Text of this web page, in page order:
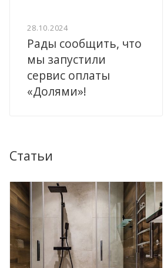
28.10.2024
Рады сообщить, что
мы запустили
сервис оплаты
«Долями»!
Статьи